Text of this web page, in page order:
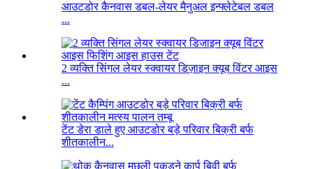
आउटडोर कैनवास डबल-लेयर मैनुअल इन्फ्लेटेबल डबल
...
2 व्यक्ति सिंगल लेयर स्क्वायर डिज़ाइन क्यूब विंटर आइस
...
टेंट डेरा डाले हुए आउटडोर बड़े परिवार बिक्री बर्फ
शीतकालीन...